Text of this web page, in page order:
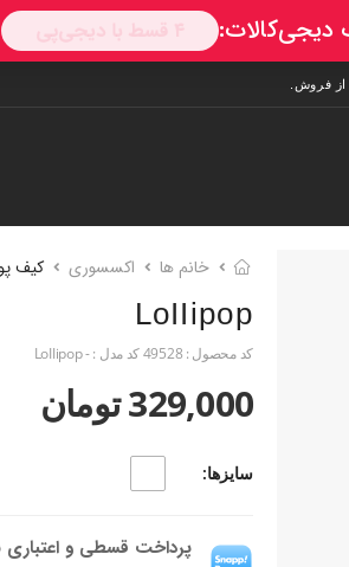
خانم ها اکسسوری کیف
LoIIipop
کد محصول : 49528کد مدل :- LoIIipop
329,000 تومان
سایزها:
پرداخت قسطی و اعتباری